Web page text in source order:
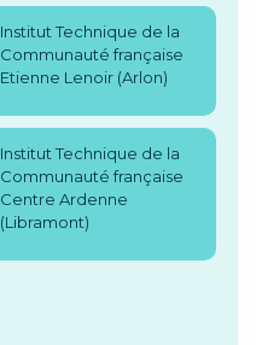
Institut Technique de la
Communauté française
Etienne Lenoir (Arlon)
Institut Technique de la
Communauté française
Centre Ardenne
(Libramont)